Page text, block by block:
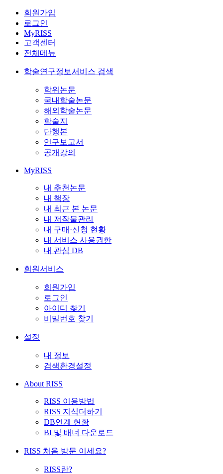
회원가입
로그인
MyRISS
고객센터
전체메뉴
학술연구정보서비스 검색
학위논문
국내학술논문
해외학술논문
학술지
단행본
연구보고서
공개강의
MyRISS
내 추천논문
내 책장
내 최근 본 논문
내 저작물관리
내 구매·신청 현황
내 서비스 사용권한
내 관심 DB
회원서비스
회원가입
로그인
아이디 찾기
비밀번호 찾기
설정
내 정보
검색환경설정
About RISS
RISS 이용방법
RISS 지식더하기
DB연계 현황
BI 및 배너 다운로드
RISS 처음 방문 이세요?
RISS란?